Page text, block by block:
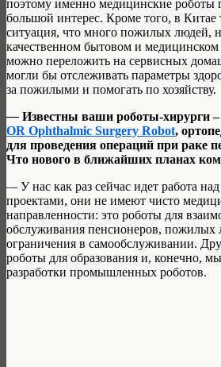
поэтому именно медицинские роботы
большой интерес. Кроме того, в Китае
ситуация, что много пожилых людей,
качественном бытовом и
можно переложить на сервисных
могли бы отслеживать параметры
за пожилыми и помогать по хозяйству.
— Известны ваши роботы-хирурги
OR Ophthalmic Surgery Robot,
для проведения операций при раке
Что нового в ближайших планах
—У нас как раз сейчас идет работа
проектами, они не имеют чисто
направленности: это роботы для
обслуживания пенсионеров, пожилых
ограничения в самообслуживании.
роботы для образования и, конечно,
разработки промышленных роботов.